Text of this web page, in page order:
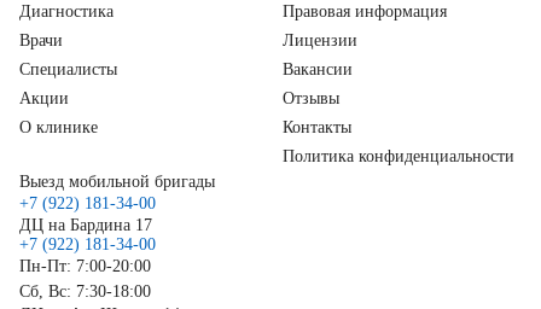
Диагностика
Врачи
Специалисты
Акции
О клинике
Правовая информация
Лицензии
Вакансии
Отзывы
Контакты
Политика конфиденциальности
Выезд мобильной бригады
+7 (922) 181-34-00
ДЦ на Бардина 17
+7 (922) 181-34-00
Пн-Пт: 7:00-20:00
Сб, Вс: 7:30-18:00